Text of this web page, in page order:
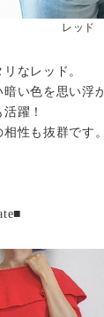
レッド
なレッド。
い色を思い浮
躍！
性も抜群です。